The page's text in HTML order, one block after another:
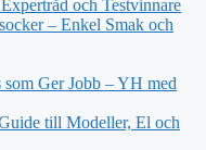
och Testvinnare
– Enkel Smak och
Ger Jobb – YH med
till Modeller, El och